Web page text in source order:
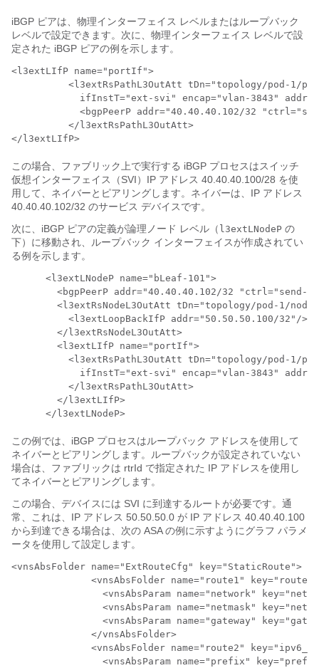
iBGP ピアは、物理インターフェイス レベルまたはループバック
レベルで設定できます。次に、物理インターフェイス レベルで設
定された iBGP ピアの例を示します。
<l3extLIfP name="portIf">
<l3extRsPathL3OutAtt tDn="topology/pod-1/
ifInstT="ext-svi" encap="vlan-3843"
<bgpPeerP addr="40.40.40.102/32
          </l3extRsPathL3OutAtt>
</l3extLIfP>
この場合、ファブリック上で実行する iBGP プロセスはスイッチ
仮想インターフェイス（SVI）IP アドレス 40.40.40.100/28 を使
用して、ネイバーとピアリングします。ネイバーは、IP アドレス
40.40.40.102/32 のサービス デバイスです。
次に、iBGP ピアの定義が論理ノード レベル（ l3extLNodeP の
下）に移動され、ループバック インターフェイスが作成されてい
る例を示します。
      <l3extLNodeP name="bLeaf-101">
<bgpPeerP addr="40.40.40.102/32 "ctrl="send-
<l3extRsNodeL3OutAtt tDn="topology/pod-1/
          <l3extLoopBackIfP addr="50.50.50.100/32"/>
        </l3extRsNodeL3OutAtt>
        <l3extLIfP name="portIf">
<l3extRsPathL3OutAtt tDn="topology/pod-1/
ifInstT="ext-svi" encap="vlan-3843"
          </l3extRsPathL3OutAtt>
        </l3extLIfP>
      </l3extLNodeP>
この例では、iBGP プロセスはループバック アドレスを使用して
ネイバーとピアリングします。ループバックが設定されていない
場合は、ファブリックは rtrId で指定された IP アドレスを使用し
てネイバーとピアリングします。
この場合、デバイスには SVI に到達するルートが必要です。通
常、これは、IP アドレス 50.50.50.0 が IP アドレス 40.40.40.100
から到達できる場合は、次の ASA の例に示すようにグラフ パラメ
ータを使用して設定します。
<vnsAbsFolder name="ExtRouteCfg" key="StaticRoute">
              <vnsAbsFolder name="route1" key="route">
<vnsAbsParam name="network"
<vnsAbsParam name="netmask"
<vnsAbsParam name="gateway"
              </vnsAbsFolder>
<vnsAbsFolder name="route2"
<vnsAbsParam name="prefix"